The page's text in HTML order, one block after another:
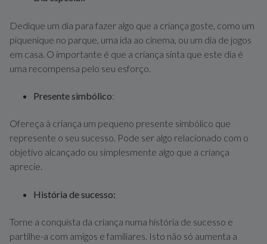
Dedique um dia para fazer algo que a criança goste, como um
piquenique no parque, uma ida ao cinema, ou um dia de jogos
em casa. O importante é que a criança sinta que este dia é
uma recompensa pelo seu esforço.
Presente simbólico:
Ofereça à criança um pequeno presente simbólico que
represente o seu sucesso. Pode ser algo relacionado com o
objetivo alcançado ou simplesmente algo que a criança
aprecie.
História de sucesso:
Torne a conquista da criança numa história de sucesso e
partilhe-a com amigos e familiares. Isto não só aumenta a